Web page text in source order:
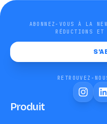
ABONNEZ-VOUS À LA
RÉDUCTIONS
RETROUVEZ-
Produit